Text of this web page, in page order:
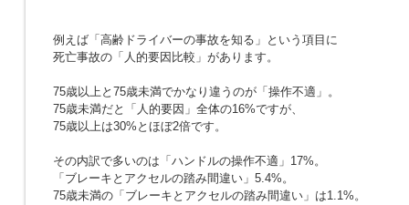
例えば「高齢ドライバーの事故を知る」という項目に
死亡事故の「人的要因比較」があります。
75歳以上と75歳未満でかなり違うのが「操作不適」。
75歳未満だと「人的要因」全体の16%ですが、
75歳以上は30%とほぼ2倍です。
その内訳で多いのは「ハンドルの操作不適」17%。
「ブレーキとアクセルの踏み間違い」5.4%。
75歳未満の「ブレーキとアクセルの踏み間違い」は1.1%。